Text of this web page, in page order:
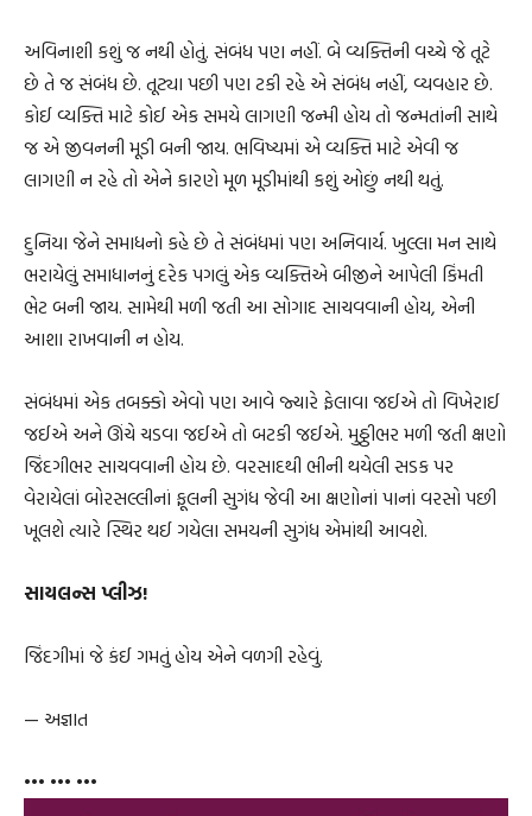
અવિનાશી કશું જ નથી હોતું. સંબંધ પણ નહીં. બે વ્યક્તિની વચ્ચે જે તૂટે
છે તે જ સંબંધ છે. તૂટ્યા પછી પણ ટકી રહે એ સંબંધ નહીં, વ્યવહાર છે.
કોઈ વ્યક્તિ માટે કોઈ એક સમયે લાગણી જન્મી હોય તો જન્મતાંની સાથે
જ એ જીવનની મૂડી બની જાય. ભવિષ્યમાં એ વ્યક્તિ માટે એવી જ
લાગણી ન રહે તો એને કારણે મૂળ મૂડીમાંથી કશું ઓછું નથી થતું.
દુનિયા જેને સમાધનો કહે છે તે સંબંધમાં પણ અનિવાર્ય. ખુલ્લા મન સાથે
ભરાયેલું સમાધાનનું દરેક પગલું એક વ્યક્તિએ બીજીને આપેલી કિંમતી
ભેટ બની જાય. સામેથી મળી જતી આ સોગાદ સાચવવાની હોય, એની
આશા રાખવાની ન હોય.
સંબંધમાં એક તબક્કો એવો પણ આવે જ્યારે ફેલાવા જઈએ તો વિખેરાઈ
જઈએ અને ઊંચે ચડવા જઈએ તો બટકી જઈએ. મુઠ્ઠીભર મળી જતી ક્ષણો
જિંદગીભર સાચવવાની હોય છે. વરસાદથી ભીની થયેલી સડક પર
વેરાયેલાં બોરસલ્લીનાં ફૂલની સુગંધ જેવી આ ક્ષણોનાં પાનાં વરસો પછી
ખૂલશે ત્યારે સ્થિર થઈ ગયેલા સમયની સુગંધ એમાંથી આવશે.
સાયલન્સ પ્લીઝ!
જિંદગીમાં જે કંઈ ગમતું હોય એને વળગી રહેવું.
— અજ્ઞાત
••• ••• •••